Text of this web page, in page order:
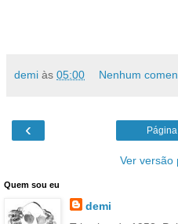
demi às 05:00 Nenhum
‹
Ver versão
Quem sou eu
demi